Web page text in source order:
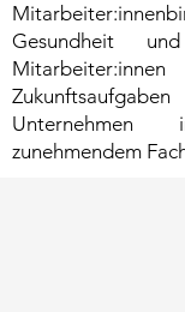
Gesundheit
zunehmendem